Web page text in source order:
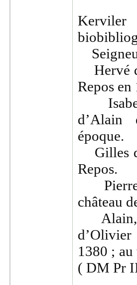
Kerviler
Hervé
Repos en
époque.
Gilles
Repos.
Pierre
château
Alain,
1380 ;
( DM Pr